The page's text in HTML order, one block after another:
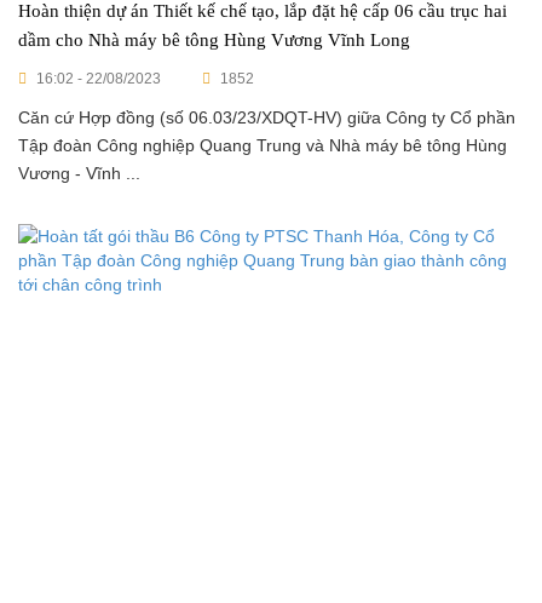
Hoàn thiện dự án Thiết kế chế tạo, lắp đặt hệ cấp 06 cầu trục hai
dầm cho Nhà máy bê tông Hùng Vương Vĩnh Long
16:02 - 22/08/2023 1852
Căn cứ Hợp đồng (số 06.03/23/XDQT-HV) giữa Công ty Cổ phần
Tập đoàn Công nghiệp Quang Trung và Nhà máy bê tông Hùng
Vương - Vĩnh ...